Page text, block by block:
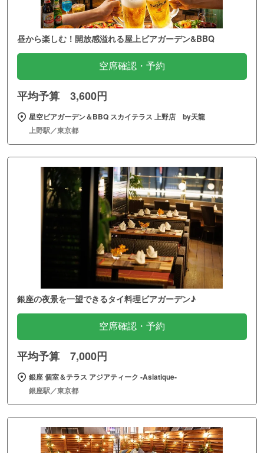
昼から楽しむ！開放感溢れる屋上ビアガーデン&BBQ
空席確認・予約
平均予算 3,600円
星空ビアガーデン＆BBQ スカイテラス 上野店 by天龍
上野駅／東京都
銀座の夜景を一望できるタイ料理ビアガーデン♪
空席確認・予約
平均予算 7,000円
銀座 個室＆テラス アジアティーク ‐Asiatique‐
銀座駅／東京都